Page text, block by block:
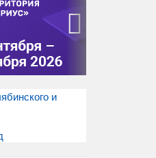
›
и